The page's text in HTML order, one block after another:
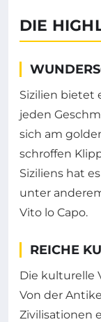
DIE
Sizilien bietet
jeden
sich am
schroffen
Siziliens hat
unter
Vito lo Capo.
REICHE
Die kulturelle
Von der
Zivilisationen